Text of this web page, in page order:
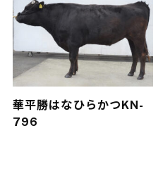
華平勝はなひらかつKN-
796